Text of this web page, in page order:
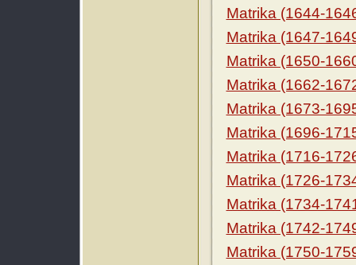
Matrika (1644-
Matrika (1647-
Matrika (1650-
Matrika (1662-
Matrika (1673-
Matrika (1696-
Matrika (1716-
Matrika (1726-
Matrika (1734-
Matrika (1742-
Matrika (1750-